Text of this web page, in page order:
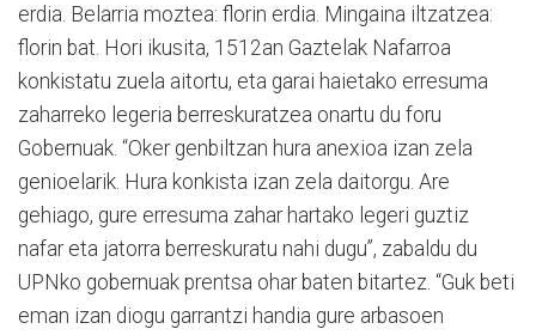
erdia. Belarria moztea: florin erdia. Mingaina iltzatzea:
florin bat. Hori ikusita, 1512an Gaztelak Nafarroa
konkistatu zuela aitortu, eta garai haietako erresuma
zaharreko legeria berreskuratzea onartu du foru
Gobernuak. “Oker genbiltzan hura anexioa izan zela
genioelarik. Hura konkista izan zela daitorgu. Are
gehiago, gure erresuma zahar hartako legeri guztiz
nafar eta jatorra berreskuratu nahi dugu”, zabaldu du
UPNko gobernuak prentsa ohar baten bitartez. “Guk beti
eman izan diogu garrantzi handia gure arbasoen